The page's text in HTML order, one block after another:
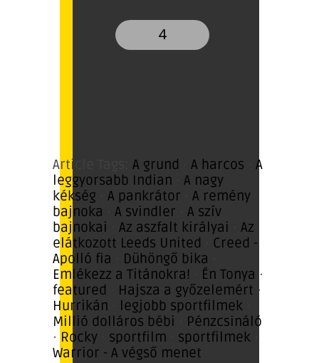
4
Article Tags: A grund A harcos
A
leggyorsabb Indian
A nagy
kékség
A pankrátor
A remény
bajnoka
A svindler
A szív
bajnokai
Az aszfalt királyai
Az
elátkozott Leeds United
Creed -
Apolló fia
Dühöngő bika
Emlékezz a Titánokra!
Én Tonya ·
featured
Hajsza a győzelemért ·
Hurrikán
legjobb sportfilmek
Millió dolláros bébi
Pénzcsináló
· Rocky sportfilm sportfilmek
Warrior - A végső menet